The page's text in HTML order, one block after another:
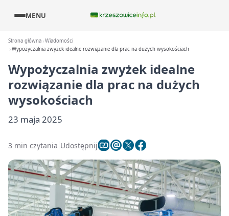
MENU
Strona główna Wiadomości
Wypożyczalnia zwyżek idealne rozwiązanie dla prac na dużych wysokościach
Wypożyczalnia zwyżek idealne
rozwiązanie dla prac na dużych
wysokościach
23 maja 2025
3 min czytania Udostępnij